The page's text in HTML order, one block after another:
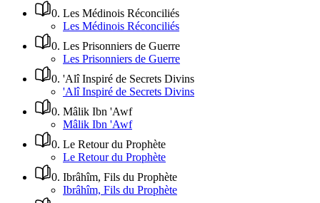
0. Les Médinois Réconciliés
Les Médinois Réconciliés
0. Les Prisonniers de Guerre
Les Prisonniers de Guerre
0. 'Alî Inspiré de Secrets Divins
'Alî Inspiré de Secrets Divins
0. Mâlik Ibn 'Awf
Mâlik Ibn 'Awf
0. Le Retour du Prophète
Le Retour du Prophète
0. Ibrâhîm, Fils du Prophète
Ibrâhîm, Fils du Prophète